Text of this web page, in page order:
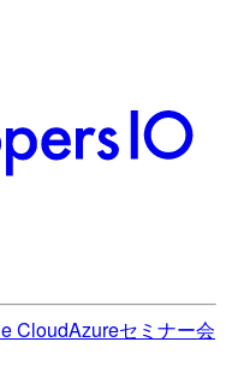
CloudAzureセミナー会